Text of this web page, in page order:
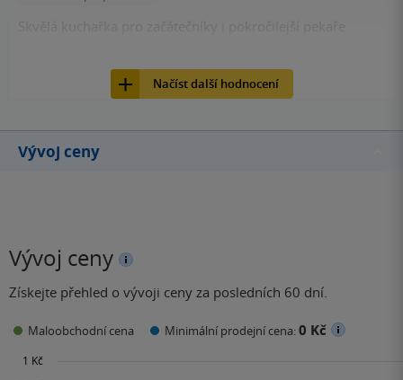
Načíst další hodnocení
Vývoj ceny
Vývoj ceny
Získejte přehled o vývoji ceny za posledních 60 dní.
Maloobchodní cena Minimální prodejní cena:0 Kč